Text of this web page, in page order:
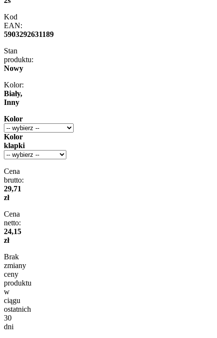
Kod
EAN:
5903292631189
Stan
produktu:
Nowy
Kolor:
Biały,
Inny
Kolor
Kolor
klapki
Cena
brutto:
29,71
zł
Cena
netto:
24,15
zł
Brak
zmiany
ceny
produktu
w
ciągu
ostatnich
30
dni